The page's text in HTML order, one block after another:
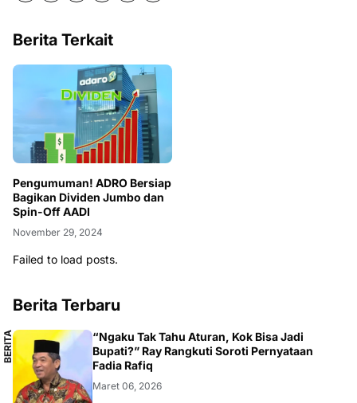
Berita Terkait
Pengumuman! ADRO Bersiap
Bagikan Dividen Jumbo dan
Spin-Off AADI
November 29, 2024
Failed to load posts.
Berita Terbaru
B
E
R
I
T
A
L
O
K
AL
“Ngaku Tak Tahu Aturan, Kok Bisa Jadi
Bupati?” Ray Rangkuti Soroti Pernyataan
Fadia Rafiq
Maret 06, 2026